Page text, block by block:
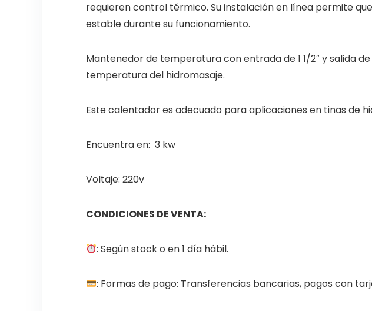
requieren control térmico. Su instalación en línea permite
estable durante su funcionamiento.
Mantenedor de temperatura con entrada de 1 1/2″ y salida
temperatura del hidromasaje.
Este calentador es adecuado para aplicaciones en tinas de
Encuentra en: 3 kw
Voltaje: 220v
CONDICIONES DE VENTA:
: Según stock o en 1 día hábil.
: Formas de pago: Transferencias bancarias, pagos con